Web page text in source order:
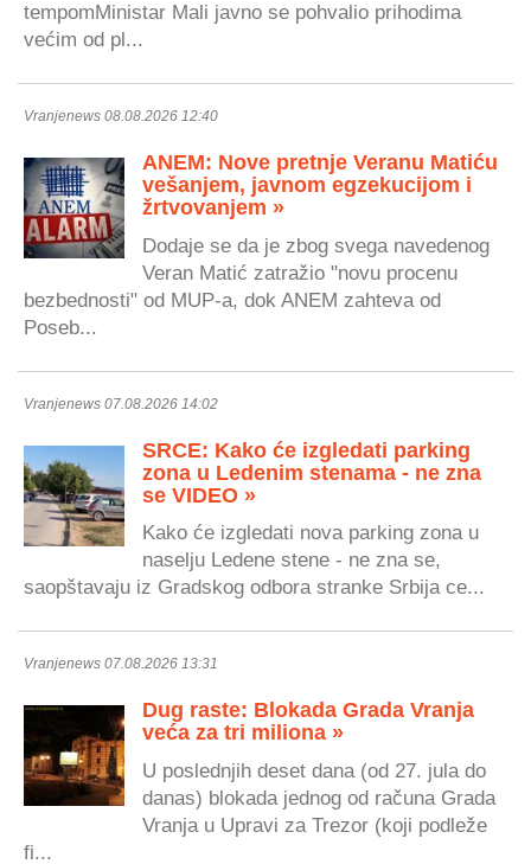
tempomMinistar Mali javno se pohvalio prihodima
većim od pl...
Vranjenews 08.08.2026 12:40
ANEM: Nove pretnje Veranu Matiću
vešanjem, javnom egzekucijom i
žrtvovanjem »
Dodaje se da je zbog svega navedenog
Veran Matić zatražio "novu procenu
bezbednosti" od MUP-a, dok ANEM zahteva od
Poseb...
Vranjenews 07.08.2026 14:02
SRCE: Kako će izgledati parking
zona u Ledenim stenama - ne zna
se VIDEO »
Kako će izgledati nova parking zona u
naselju Ledene stene - ne zna se,
saopštavaju iz Gradskog odbora stranke Srbija ce...
Vranjenews 07.08.2026 13:31
Dug raste: Blokada Grada Vranja
veća za tri miliona »
U poslednjih deset dana (od 27. jula do
danas) blokada jednog od računa Grada
Vranja u Upravi za Trezor (koji podleže
fi...